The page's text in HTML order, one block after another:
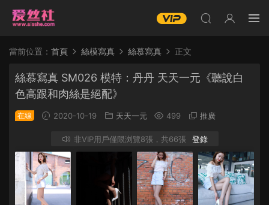
當前位置： 首頁 絲模寫真 絲慕寫真 正文
絲慕寫真 SM026 模特：丹丹 天天一元《聽說白
色高跟和肉絲是絕配》
在線 2020-10-19 天天一元 499 推廣
非VIP用戶僅限浏覽8張，共66張 登錄